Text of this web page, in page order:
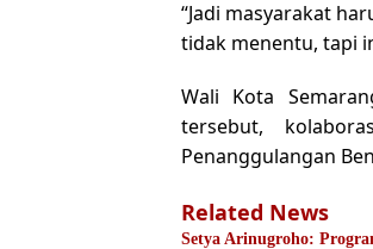
“Jadi masyarakat
tidak menentu, tapi
Wali Kota
tersebut,
Penanggulangan
Related News
Setya Arinugroho: